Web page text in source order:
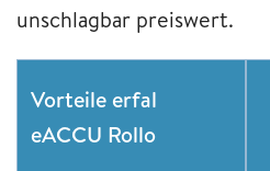
unschlagbar preiswert.
Vorteile erfal
eACCU Rollo